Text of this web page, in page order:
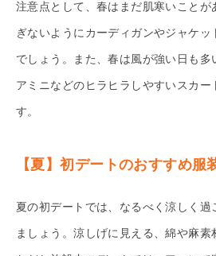
注意点として、春はまだ肌寒いことが
ぎないようにカーディガンやジャケ
でしょう。また、春は風が強い日も多
アミニなどのヒラヒラしやすいスカー
す。
【夏】初デートのおすすめ服
夏の初デートでは、なるべく涼しく
ましょう。涼しげに見える、綿や麻素